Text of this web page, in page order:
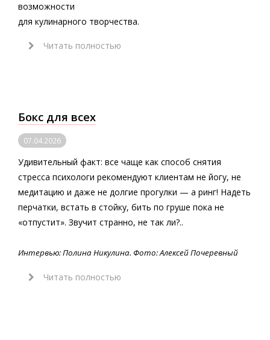
возможности
для кулинарного творчества.
Читать полностью
Бокс для всех
07.04.2026
Удивительный факт: все чаще как способ снятия
стресса психологи рекомендуют клиентам не йогу, не
медитацию и даже не долгие прогулки — а ринг! Надеть
перчатки, встать в стойку, бить по груше пока не
«отпустит». Звучит странно, не так ли?..
Интервью: Полина Никулина. Фото: Алексей Почеревный
Читать полностью